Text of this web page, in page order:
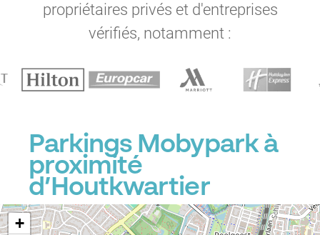
propriétaires privés et d'entreprises
vérifiés, notamment :
Parkings Mobypark à
proximité
d’Houtkwartier
+